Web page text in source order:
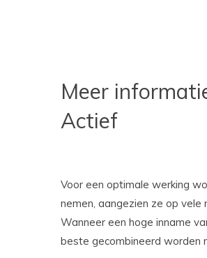
Meer
Actief
Voor een optimale werking
nemen, aangezien ze op vele
Wanneer een hoge inname
beste gecombineerd worden